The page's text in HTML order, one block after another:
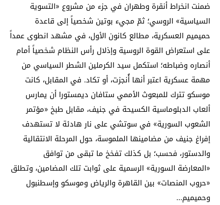
ضمنت انخراط أنقرة وطهران في جزء من مشروع «التسوية
السياسية» الروسي؛ ثمّ مجيء بوتين شخصياً إلى قاعدة
حميميم العسكرية، مطالع كانون الأول، في مشهد انطوى عمداً
على استعراض القوة الروسية وإذلال رأس النظام شخصياً أمام
أنصاره وضباطه؛ استكمل سيد الكرملين الشطر السياسي من
مهمة عسكرية اعتبر أنها أُنجزت، أو تكاد. في المقابل، كانت
موسكو تترك للمبعوث الأممي ستافان ديمستورا أن يمارس
ألعاب الدبلوماسية الكسيحة في جنيف، مقابل طبخ «مؤتمر
الشعوب السورية» في سوتشي على نار هادئة لا تستهدف
إفراغ جنيف من مضامينها الملموسة، حول المرحلة الانتقالية
والدستور، فحسب؛ بل كذلك تفخخ ما تبقى من توافق
«المعارضة السورية» الرسمية على ثوابت تلك المضامين، وتطلق
«حروب المنصات» بين القاهرة والرياض وموسكو وإسطنبول
وحميميم…